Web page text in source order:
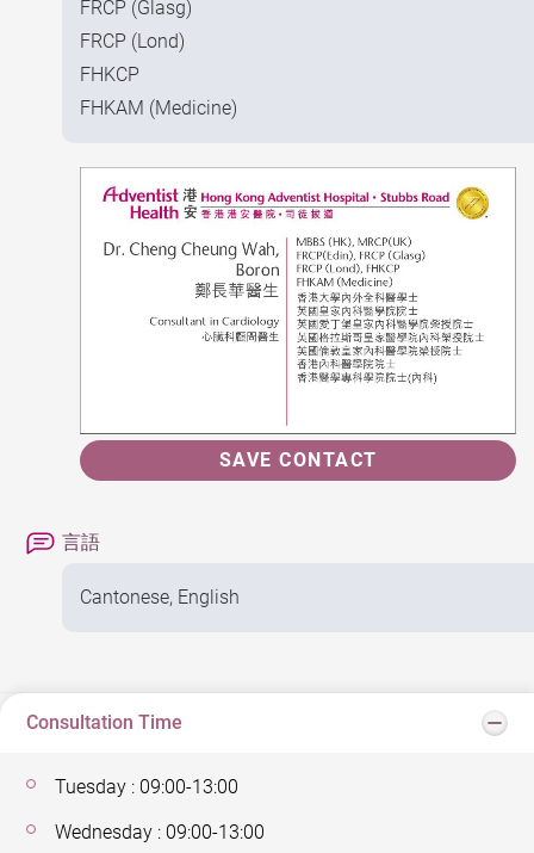
FRCP (Glasg)
FRCP (Lond)
FHKCP
FHKAM (Medicine)
SAVE CONTACT
言語
Cantonese, English
Consultation Time
Tuesday : 09:00-13:00
Wednesday : 09:00-13:00